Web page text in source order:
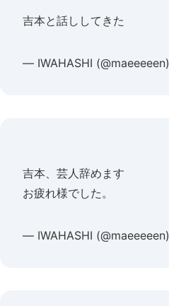
吉本と話ししてきた
— IWAHASHI (@maeeeeen)
吉本、芸人辞めます
お疲れ様でした。
— IWAHASHI (@maeeeeen)